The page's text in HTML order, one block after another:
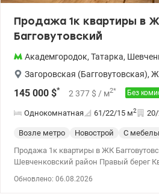
Продажа 1к квартиры в
Багговутовский
Академгородок, Татарка,
Загоровская (Багговутовская),
145 000 $* 2 377 $ / м2* Без
Однокомнатная 61/22/15 м2 20/
Возле метро Новострой С
Продажа 1к квартиры в ЖК
Шевченковский район Правый берег
м2 - кухня-гостиная 25 м2 - спальня 15
Обновлено: 06.08.2026